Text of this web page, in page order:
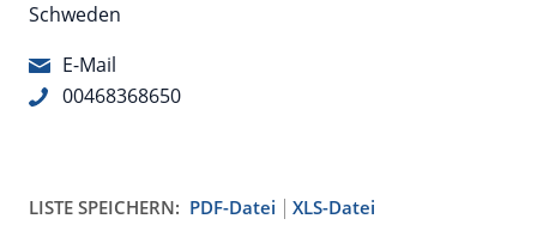
Schweden
E-Mail
00468368650
LISTE SPEICHERN: PDF-Datei
XLS-Datei